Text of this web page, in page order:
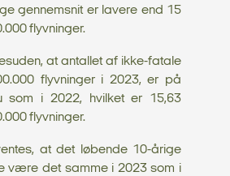
gennemsnit er lavere end 15
flyvninger.
at antallet af ikke-fatale
flyvninger i 2023, er på
som i 2022, hvilket er 15,63
flyvninger.
at det løbende 10-årige
være det samme i 2023 som i